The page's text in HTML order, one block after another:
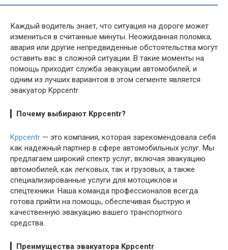
Каждый водитель знает, что ситуация на дороге может
измениться в считанные минуты. Неожиданная поломка,
авария или другие непредвиденные обстоятельства могут
оставить вас в сложной ситуации. В такие моменты на
помощь приходит служба эвакуации автомобилей, и
одним из лучших вариантов в этом сегменте является
эвакуатор Kppcentr.
Почему выбирают Kppcentr?
Kppcentr — это компания, которая зарекомендовала себя
как надежный партнер в сфере автомобильных услуг. Мы
предлагаем широкий спектр услуг, включая эвакуацию
автомобилей, как легковых, так и грузовых, а также
специализированные услуги для мотоциклов и
спецтехники. Наша команда профессионалов всегда
готова прийти на помощь, обеспечивая быструю и
качественную эвакуацию вашего транспортного
средства.
Преимущества эвакуатора Kppcentr